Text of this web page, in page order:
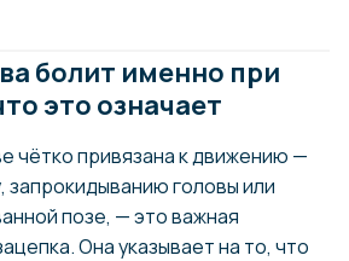
болит именно при
это означает
чётко привязана к движению —
запрокидыванию головы или
позе, — это важная
Она указывает на то, что